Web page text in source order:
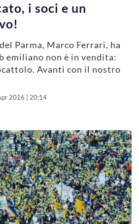
i soci e un
Parma, Marco Ferrari, ha
emiliano non è in vendita:
Avanti con il nostro
2016 | 20:14